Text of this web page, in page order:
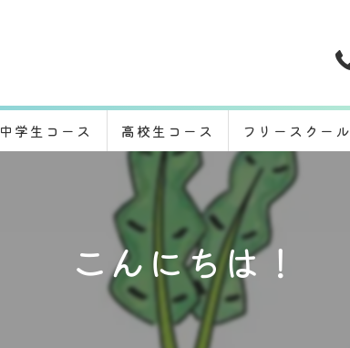
中学生コース 高校生コース フリースクール
こんにちは！